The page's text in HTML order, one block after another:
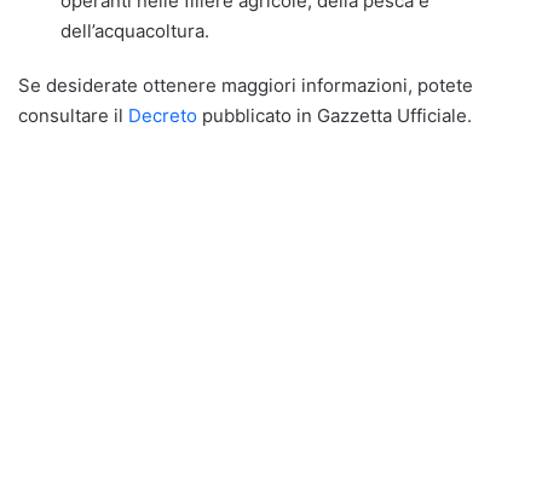
dell’acquacoltura.
Se desiderate ottenere maggiori informazioni, potete
consultare il Decreto pubblicato in Gazzetta Ufficiale.